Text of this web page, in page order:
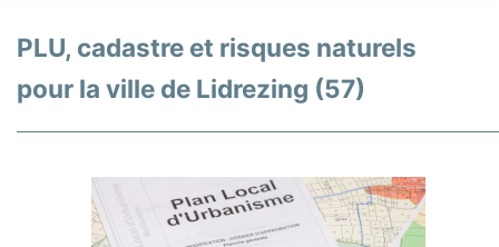
PLU, cadastre et risques naturels
pour la ville de Lidrezing (57)